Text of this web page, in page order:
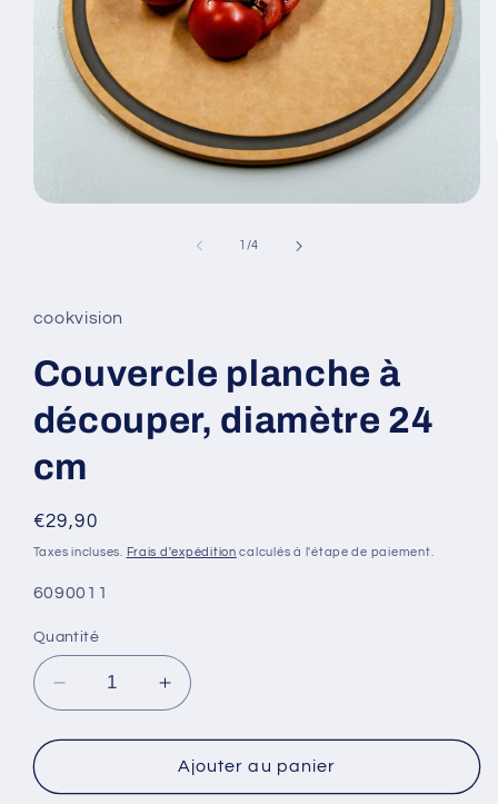
fenêtre
modale
/de
4
cookvision
Couvercle planche à
découper, diamètre 24
cm
Prix
habituel
€29,90
Taxes incluses. Frais d'expédition calculés à l'étape de paiement.
SKU:
6090011
Quantité
Réduire
la
quantité
Couvercle
Augmenter
la
quantité
de
Couvercle
Ajouter au panier